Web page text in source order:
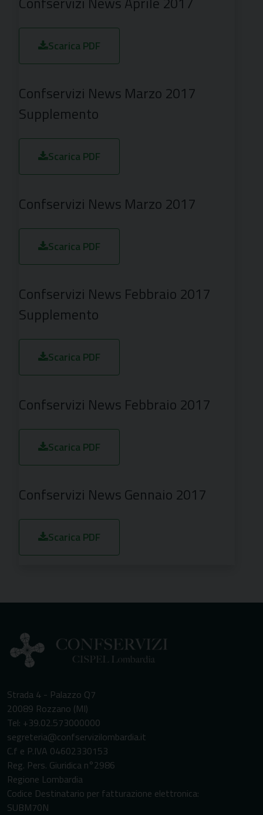
Scarica PDF
Confservizi News Marzo 2017
Supplemento
Scarica PDF
Confservizi News Marzo 2017
Scarica PDF
Confservizi News Febbraio 2017
Supplemento
Scarica PDF
Confservizi News Febbraio 2017
Scarica PDF
Confservizi News Gennaio 2017
Scarica PDF
Strada 4 - Palazzo Q7
20089 Rozzano (MI)
Tel: +39.02.573000000
segreteria@confservizilombardia.it
C.f e P.IVA 04602330153
Reg. Pers. Giuridica n°2986
Regione Lombardia
Codice Destinatario per fatturazione elettronica:
SUBM70N